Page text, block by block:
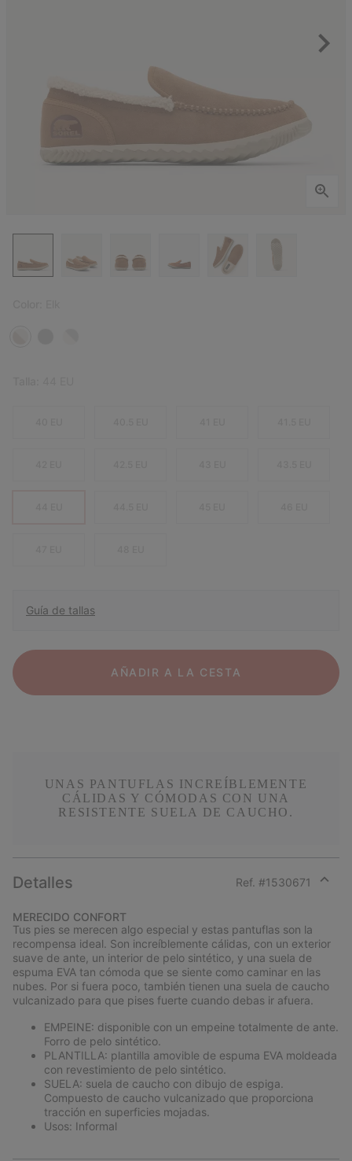
Guía de tallas
AÑADIR A LA CESTA
UNAS PANTUFLAS INCREÍBLEMENTE
CÁLIDAS Y CÓMODAS CON UNA
RESISTENTE SUELA DE CAUCHO.
Detalles Ref. #1530671
section
MERECIDO CONFORT
Tus pies se merecen algo especial y estas pantuflas son la
recompensa ideal. Son increíblemente cálidas, con un exterior
suave de ante, un interior de pelo sintético, y una suela de
espuma EVA tan cómoda que se siente como caminar en las
nubes. Por si fuera poco, también tienen una suela de caucho
vulcanizado para que pises fuerte cuando debas ir afuera.
EMPEINE: disponible con un empeine totalmente de ante.
Forro de pelo sintético.
PLANTILLA: plantilla amovible de espuma EVA moldeada
con revestimiento de pelo sintético.
SUELA: suela de caucho con dibujo de espiga.
Compuesto de caucho vulcanizado que proporciona
tracción en superficies mojadas.
Usos: Informal